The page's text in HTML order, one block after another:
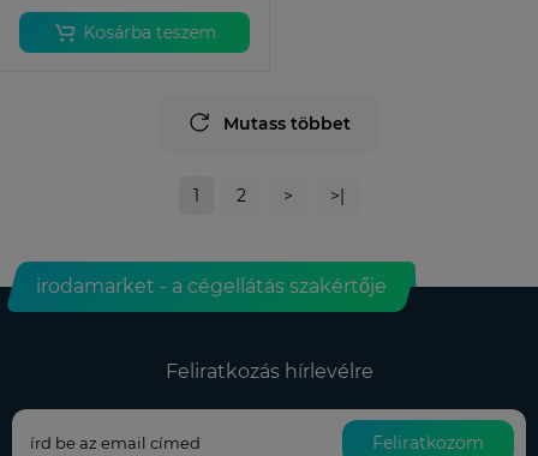
Kosárba teszem
Mutass többet
1 2 > >|
irodamarket - a cégellátás szakértője
Feliratkozás hírlevélre
Feliratkozom